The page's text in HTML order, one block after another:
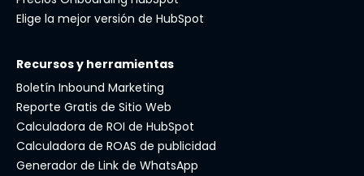
Elige la mejor versión de HubSpot
Recursos y herramientas
Boletín Inbound Marketing
Reporte Gratis de Sitio Web
Calculadora de ROI de HubSpot
Calculadora de ROAS de publicidad
Generador de Link de WhatsApp